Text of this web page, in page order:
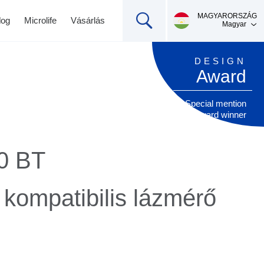
Microlife Vásárlás
MAGYARORSZÁG
Magyar
BT
kompatibilis lázmérő
DESIGN
Award
Special mention
award winner